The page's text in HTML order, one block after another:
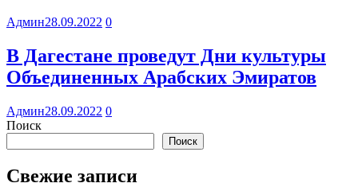
Админ28.09.2022 0
В Дагестане проведут Дни культуры
Объединенных Арабских Эмиратов
Админ28.09.2022 0
Поиск
Поиск
Свежие записи